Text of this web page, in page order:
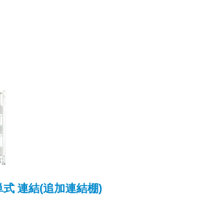
連結(追加連結棚)